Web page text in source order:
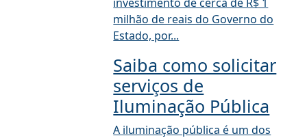
milhão de reais do Governo do
Estado, por...
Saiba como solicitar
serviços de
Iluminação Pública
A iluminação pública é um dos